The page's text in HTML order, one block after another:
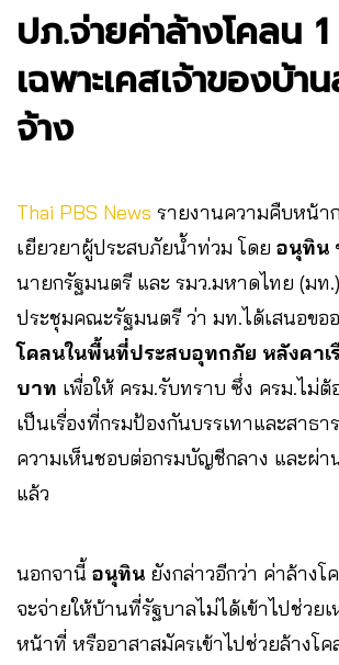
ปภ.จ่ายค่าล้างโคลน
เฉพาะเคสเจ้าของบ้า
จ้าง
Thai PBS News รายงานความคืบหน้า
เยียวยาผู้ประสบภัยน้ำท่วม โดย อนุทิน
นายกรัฐมนตรี และ รมว.มหาดไทย (มท
ประชุมคณะรัฐมนตรี ว่า มท.ได้เสนอขอ
โคลนในพื้นที่ประสบอุทกภัย หลังคาเ
บาท เพื่อให้ ครม.รับทราบ ซึ่ง ครม.ไม่ต้
เป็นเรื่องที่กรมป้องกันบรรเทาและสาธ
ความเห็นชอบต่อกรมบัญชีกลาง และผ่า
แล้ว
นอกจานี้ อนุทิน ยังกล่าวอีกว่า ค่าล้าง
จะจ่ายให้บ้านที่รัฐบาลไม่ได้เข้าไปช่วย
หน้าที่ หรืออาสาสมัครเข้าไปช่วยล้างโ